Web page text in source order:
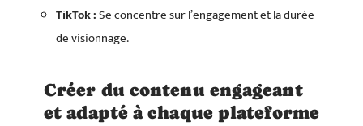
TikTok :Se concentre sur l’engagement et la durée
de visionnage.
Créer du contenu engageant
et adapté à chaque plateforme